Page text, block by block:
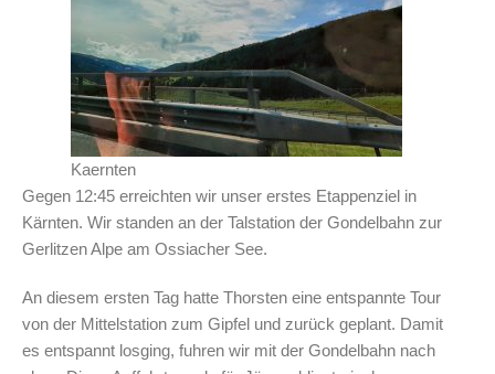
Kaernten
Gegen 12:45 erreichten wir unser erstes Etappenziel in
Kärnten. Wir standen an der Talstation der Gondelbahn zur
Gerlitzen Alpe am Ossiacher See.
An diesem ersten Tag hatte Thorsten eine entspannte Tour
von der Mittelstation zum Gipfel und zurück geplant. Damit
es entspannt losging, fuhren wir mit der Gondelbahn nach